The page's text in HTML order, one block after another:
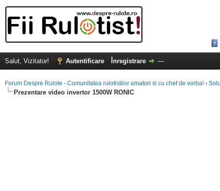
Salut, Vizitator! Autentificare Înregistrare —
Forum Despre Rulote - Comunitatea rulotistilor amatori si cu chef de vorba! ›
Prezentare video invertor 1500W RONIC